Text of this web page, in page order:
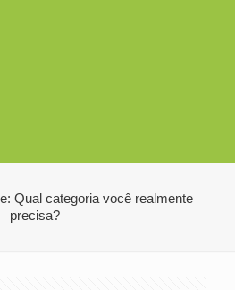
Qual categoria você realmente
precisa?